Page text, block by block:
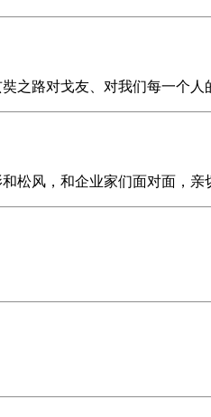
之路对戈友、对我们每一个人
松风，和企业家们面对面，亲